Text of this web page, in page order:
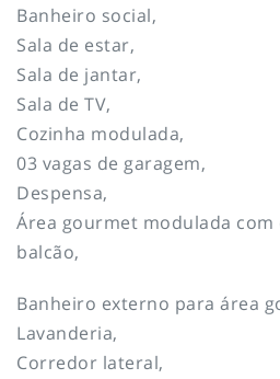
Banheiro social,
Sala de estar,
Sala de jantar,
Sala de TV,
Cozinha modulada,
03 vagas de garagem,
Despensa,
Área gourmet modulada
balcão,
Banheiro externo para área
Lavanderia,
Corredor lateral,